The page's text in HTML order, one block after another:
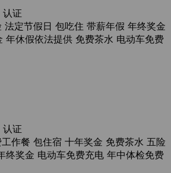
认证
法定节假日 包吃住 带薪年假 年终奖金
年休假依法提供 免费茶水 电动车免费
认证
作餐 包住宿 十年奖金 免费茶水 五险
终奖金 电动车免费充电 年中体检免费